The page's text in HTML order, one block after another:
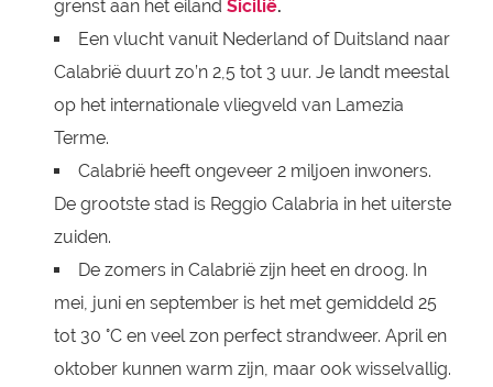
grenst aan het eiland Sicilië.
Een vlucht vanuit Nederland of Duitsland naar
Calabrië duurt zo’n 2,5 tot 3 uur. Je landt meestal
op het internationale vliegveld van Lamezia
Terme.
Calabrië heeft ongeveer 2 miljoen inwoners.
De grootste stad is Reggio Calabria in het uiterste
zuiden.
De zomers in Calabrië zijn heet en droog. In
mei, juni en september is het met gemiddeld 25
tot 30 °C en veel zon perfect strandweer. April en
oktober kunnen warm zijn, maar ook wisselvallig.